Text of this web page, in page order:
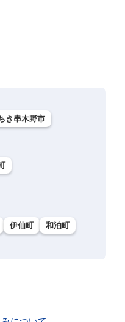
き串木野市
伊仙町
和泊町